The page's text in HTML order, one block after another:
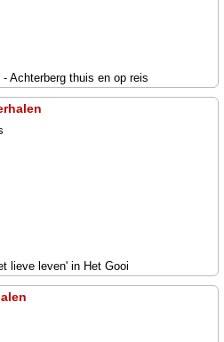
Achterberg thuis en op reis
lieve leven' in Het Gooi